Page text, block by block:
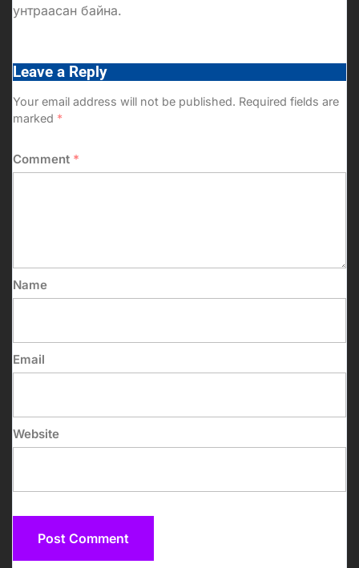
унтраасан байна.
Leave a Reply
Your email address will not be published. Required fields are
marked *
Comment *
Name
Email
Website